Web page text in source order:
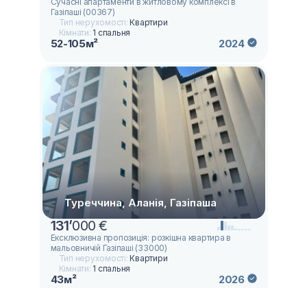
Газіпаші (00367)
Тип нерухомості:Квартири
Кімнати: 1 спальня
52-105м² 2024
Туреччина, Аланія, Газіпаша
131’000 €
Ексклюзивна пропозиція: розкішна квартира в
мальовничій Газіпаші (33000)
Тип нерухомості:Квартири
Кімнати: 1 спальня
43м² 2026